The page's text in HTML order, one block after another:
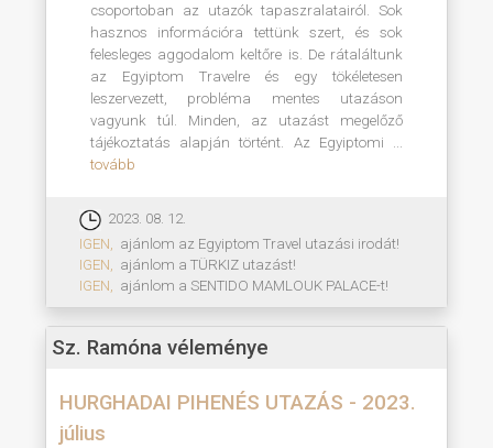
csoportoban az utazók tapaszralatairól. Sok
hasznos információra tettünk szert, és sok
felesleges aggodalom keltőre is. De rátaláltunk
az Egyiptom Travelre és egy tökéletesen
leszervezett, probléma mentes utazáson
vagyunk túl. Minden, az utazást megelőző
tájékoztatás alapján történt. Az Egyiptomi ...
tovább
2023. 08. 12.
IGEN, ajánlom az Egyiptom Travel utazási irodát!
IGEN, ajánlom a TÜRKIZ utazást!
IGEN, ajánlom a SENTIDO MAMLOUK PALACE-t!
Sz. Ramóna véleménye
HURGHADAI PIHENÉS UTAZÁS - 2023.
július